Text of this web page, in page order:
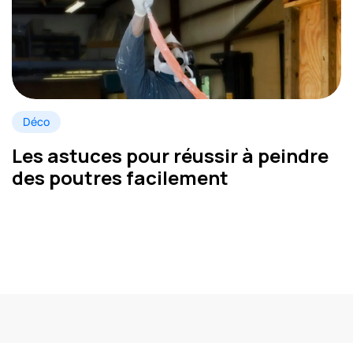
Déco
Les astuces pour réussir à peindre
des poutres facilement